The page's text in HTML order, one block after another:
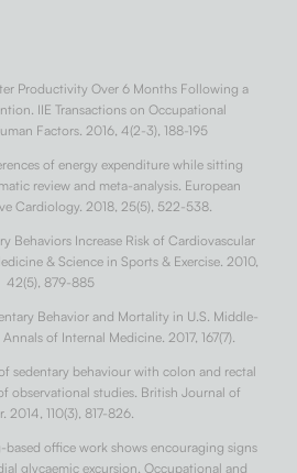
Productivity Over 6 Months Following a
IIE Transactions on Occupational
Factors. 2016, 4(2-3), 188-195
of energy expenditure while sitting
review and meta-analysis. European
Cardiology. 2018, 25(5), 522-538.
Behaviors Increase Risk of Cardiovascular
& Science in Sports & Exercise. 2010,
42(5), 879-885
Behavior and Mortality in U.S. Middle-
of Internal Medicine. 2017, 167(7).
sedentary behaviour with colon and rectal
observational studies. British Journal of
2014, 110(3), 817-826.
based office work shows encouraging signs
glycaemic excursion. Occupational and